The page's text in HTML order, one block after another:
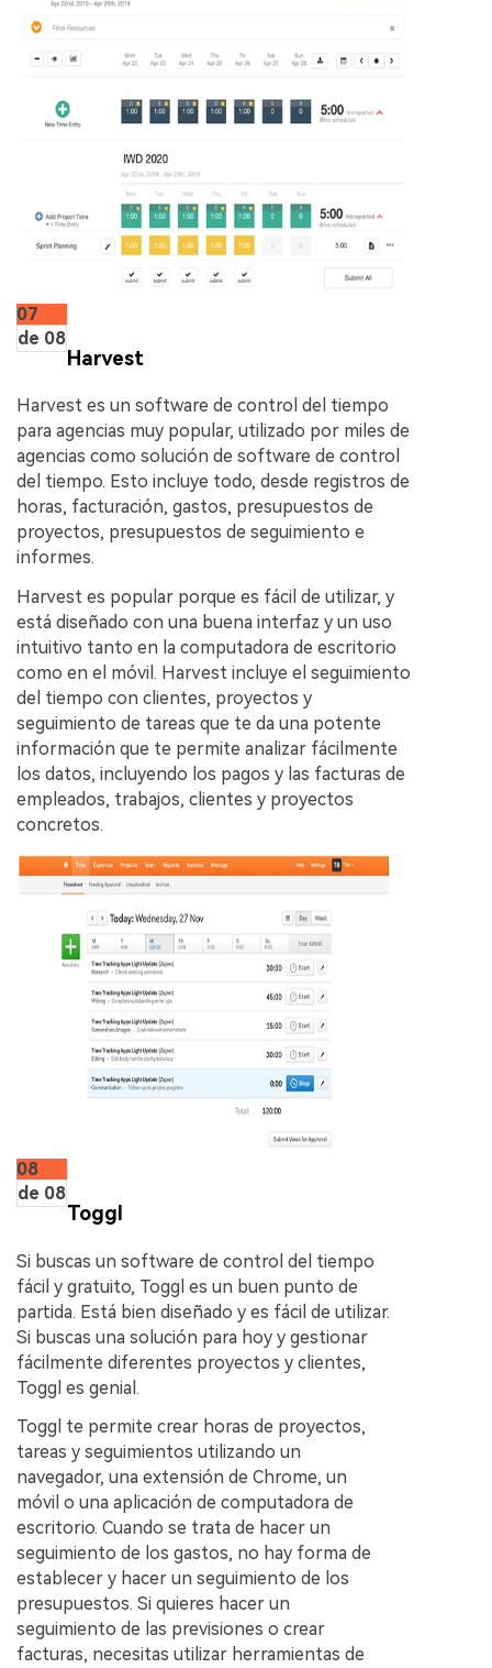
07
de 08
Harvest
Harvest es un software de control del tiempo
para agencias muy popular, utilizado por miles de
agencias como solución de software de control
del tiempo. Esto incluye todo, desde registros de
horas, facturación, gastos, presupuestos de
proyectos, presupuestos de seguimiento e
informes.
Harvest es popular porque es fácil de utilizar, y
está diseñado con una buena interfaz y un uso
intuitivo tanto en la computadora de escritorio
como en el móvil. Harvest incluye el seguimiento
del tiempo con clientes, proyectos y
seguimiento de tareas que te da una potente
información que te permite analizar fácilmente
los datos, incluyendo los pagos y las facturas de
empleados, trabajos, clientes y proyectos
concretos.
08
de 08
Toggl
Si buscas un software de control del tiempo
fácil y gratuito, Toggl es un buen punto de
partida. Está bien diseñado y es fácil de utilizar.
Si buscas una solución para hoy y gestionar
fácilmente diferentes proyectos y clientes,
Toggl es genial.
Toggl te permite crear horas de proyectos,
tareas y seguimientos utilizando un
navegador, una extensión de Chrome, un
móvil o una aplicación de computadora de
escritorio. Cuando se trata de hacer un
seguimiento de los gastos, no hay forma de
establecer y hacer un seguimiento de los
presupuestos. Si quieres hacer un
seguimiento de las previsiones o crear
facturas, necesitas utilizar herramientas de